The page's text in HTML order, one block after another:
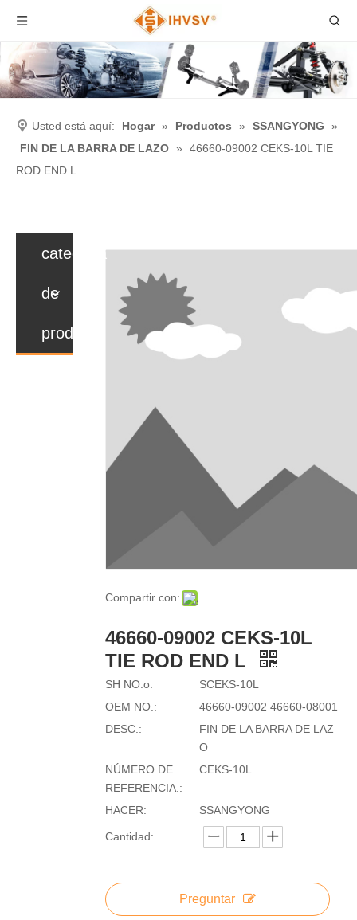
Usted está aquí: Hogar » Productos » SSANGYONG
»
FIN DE LA BARRA DE LAZO »
46660-09002 CEKS-10L TIE
ROD END L
categoria
de
producto
Compartir con:
46660-09002 CEKS-10L
TIE ROD END L
SH NO.o:
SCEKS-10L
OEM NO.:
46660-09002 46660-08001
DESC.:
FIN DE LA BARRA DE LAZ
O
NÚMERO DE
REFERENCIA.:
CEKS-10L
HACER: SSANGYONG
Cantidad:
Preguntar